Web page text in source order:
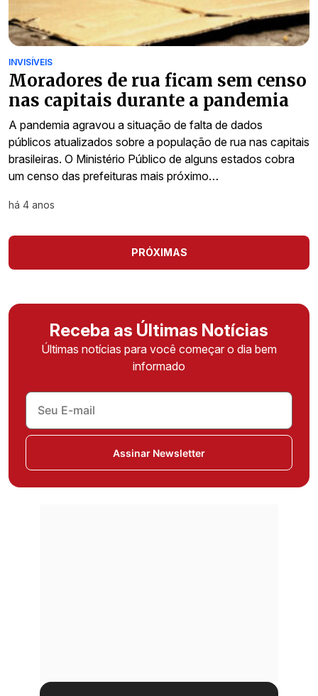
INVISÍVEIS
Moradores de rua ficam sem censo
nas capitais durante a pandemia
A pandemia agravou a situação de falta de dados
públicos atualizados sobre a população de rua nas capitais
brasileiras. O Ministério Público de alguns estados cobra
um censo das prefeituras mais próximo…
há 4 anos
PRÓXIMAS
Receba as Últimas Notícias
Últimas notícias para você começar o dia bem
informado
Assinar Newsletter